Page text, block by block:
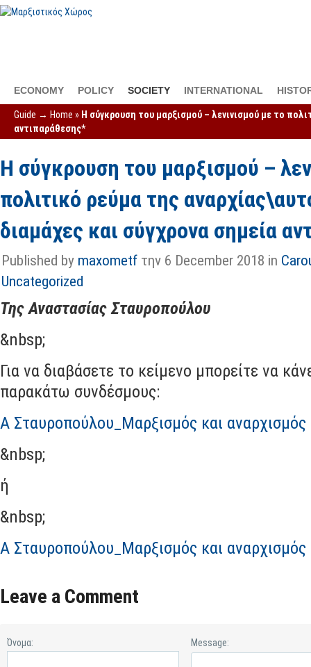
ECONOMY POLICY SOCIETY INTERNATIONAL
Guide → Home » Η σύγκρουση του μαρξισμού – λενινισμού με το
αντιπαράθεσης*
Η σύγκρουση του μαρξισμού –
πολιτικό ρεύμα της
διαμάχες και σύγχρονα σημεία
Published by maxometf την 6 December 2018 in
Uncategorized
Της Αναστασίας Σταυροπούλου
&nbsp;
Για να διαβάσετε το κείμενο μπορείτε να
παρακάτω συνδέσμους:
Α Σταυροπούλου_Μαρξισμός και αναρχισμός
&nbsp;
ή
&nbsp;
Α Σταυροπούλου_Μαρξισμός και αναρχισμός
Leave a Comment
Όνομα: Message: